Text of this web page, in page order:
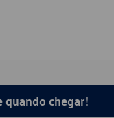
quando chegar!